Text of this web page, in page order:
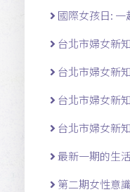
國際女孩日: 一
台北市婦女新
台北市婦女新
台北市婦女新
台北市婦女新
最新一期的生
第二期女性意